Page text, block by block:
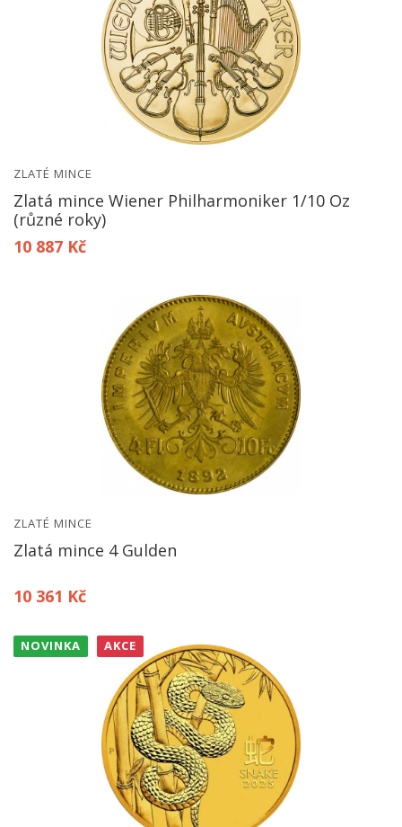
ZLATÉ MINCE
Zlatá mince Wiener Philharmoniker 1/10 Oz
(různé roky)
10 887 Kč
ZLATÉ MINCE
Zlatá mince 4 Gulden
10 361 Kč
NOVINKA AKCE